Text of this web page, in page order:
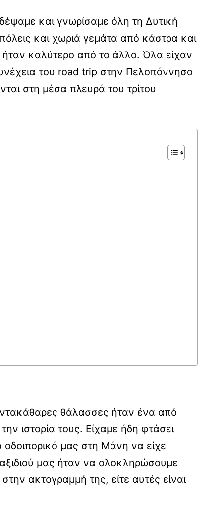
και γνωρίσαμε όλη τη Δυτική
και χωριά γεμάτα από κάστρα και
ήταν καλύτερο από το άλλο. Όλα είχαν
του road trip στην Πελοπόννησο
στη μέσα πλευρά του τρίτου
θάλασσες ήταν ένα από
ιστορία τους. Είχαμε ήδη φτάσει
μας στη Μάνη να είχε
μας ήταν να ολοκληρώσουμε
ακτογραμμή της, είτε αυτές είναι